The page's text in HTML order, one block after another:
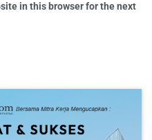
in this browser for the next